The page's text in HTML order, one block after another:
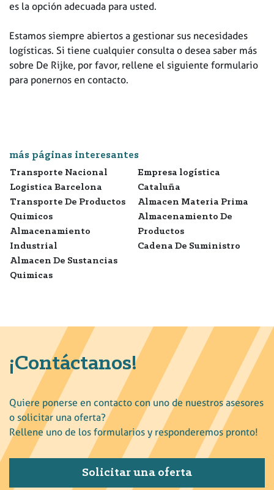
es la opción adecuada para usted.
Estamos siempre abiertos a gestionar sus necesidades
logísticas. Si tiene cualquier consulta o desea saber más
sobre De Rijke, por favor, rellene el siguiente formulario
para ponernos en contacto.
más páginas interesantes
Transporte Nacional
Logistica Barcelona
Transporte De Productos
Quimicos
Almacenamiento
Industrial
Almacen De Sustancias
Quimicas
Empresa logística
Cataluña
Almacen Materia Prima
Almacenamiento De
Productos
Cadena De Suministro
¡Contáctanos!
Quiere ponerse en contacto con uno de nuestros asesores
o solicitar una oferta?
Rellene uno de los formularios y responderemos pronto!
Solicitar una oferta